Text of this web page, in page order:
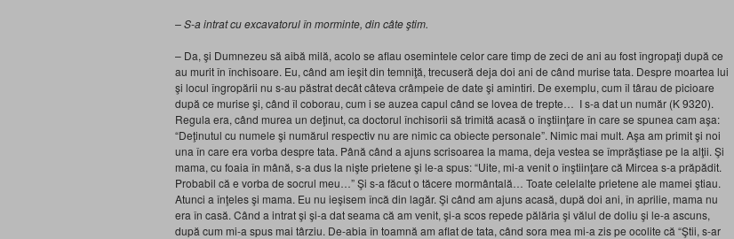
– S-a intrat cu excavatorul în morminte, din câte ştim.
– Da, şi Dumnezeu să aibă milă, acolo se aflau osemintele celor care timp de zeci de ani au fost îngropaţi după ce
au murit în închisoare. Eu, când am ieşit din temniţă, trecuseră deja doi ani de când murise tata. Despre moartea lui
şi locul îngropării nu s-au păstrat decât câteva crâmpeie de date şi amintiri. De exemplu, cum îl târau de picioare
după ce murise şi, când îl coborau, cum i se auzea capul când se lovea de trepte… I s-a dat un număr (K 9320).
Regula era, când murea un deţinut, ca doctorul închisorii să trimită acasă o înştiinţare în care se spunea cam aşa:
“Deţinutul cu numele şi numărul respectiv nu are nimic ca obiecte personale”. Nimic mai mult. Aşa am primit şi noi
una în care era vorba despre tata. Până când a ajuns scrisoarea la mama, deja vestea se împrăştiase pe la alţii. Şi
mama, cu foaia în mână, s-a dus la nişte prietene şi le-a spus: “Uite, mi-a venit o înştiinţare că Mircea s-a prăpădit.
Probabil că e vorba de socrul meu…” Şi s-a făcut o tăcere mormântală… Toate celelalte prietene ale mamei ştiau.
Atunci a înţeles şi mama. Eu nu ieşisem încă din lagăr. Şi când am ajuns acasă, după doi ani, în aprilie, mama nu
era în casă. Când a intrat şi şi-a dat seama că am venit, şi-a scos repede pălăria şi vălul de doliu şi le-a ascuns,
după cum mi-a spus mai târziu. De-abia în toamnă am aflat de tata, când sora mea mi-a zis pe ocolite că “Ştii, s-ar